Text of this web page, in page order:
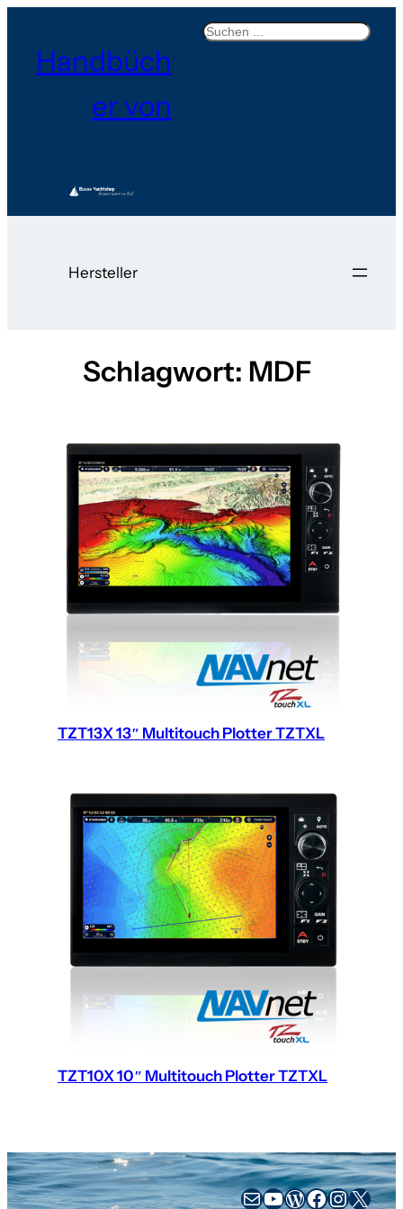
springen
Search
Handbüch
er von
Hersteller
Schlagwort: MDF
TZT13X 13″ Multitouch Plotter TZTXL
TZT10X 10″ Multitouch Plotter TZTXL
sales@busse-yachtshop.de
YouTube
WordPress
Facebook
X